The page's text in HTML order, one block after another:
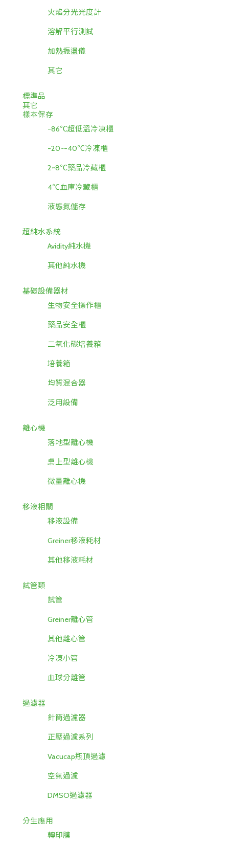
火焰分光光度計
溶解平行測試
加熱振盪儀
其它
標準品
其它
樣本保存
-86℃超低溫冷凍櫃
-20~-40℃冷凍櫃
2~8℃藥品冷藏櫃
4℃血庫冷藏櫃
液態氮儲存
超純水系統
Avidity純水機
其他純水機
基礎設備器材
生物安全操作櫃
藥品安全櫃
二氧化碳培養箱
培養箱
均質混合器
泛用設備
離心機
落地型離心機
桌上型離心機
微量離心機
移液相關
移液設備
Greiner移液耗材
其他移液耗材
試管類
試管
Greiner離心管
其他離心管
冷凍小管
血球分離管
過濾器
針筒過濾器
正壓過濾系列
Vacucap瓶頂過濾
空氣過濾
DMSO過濾器
分生應用
轉印膜